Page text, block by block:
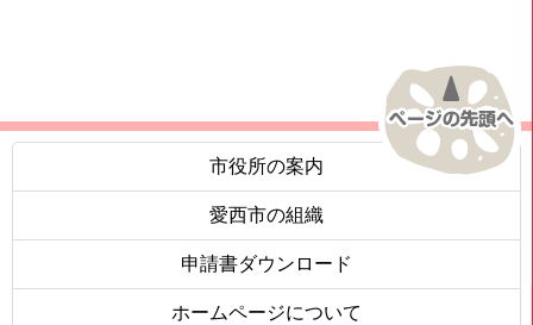
市役所の案内
愛西市の組織
申請書ダウンロード
ホームページについて